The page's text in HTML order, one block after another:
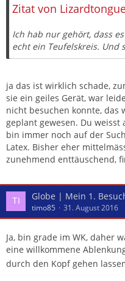
Zitat von
Ich hab nur gehört, dass
echt ein Teufelskreis. Und
ja das ist wirklich schade,
sie ein geiles Gerät, war
nicht besuchen konnte, das
geplant gewesen. Du
bin immer noch auf der
Latex. Bisher eher
zunehmend enttäuschend,
Globe | Mein 1.
timo85 31. August 2016
Ja, bin grade im WK, daher
eine willkommene
durch den Kopf gehen